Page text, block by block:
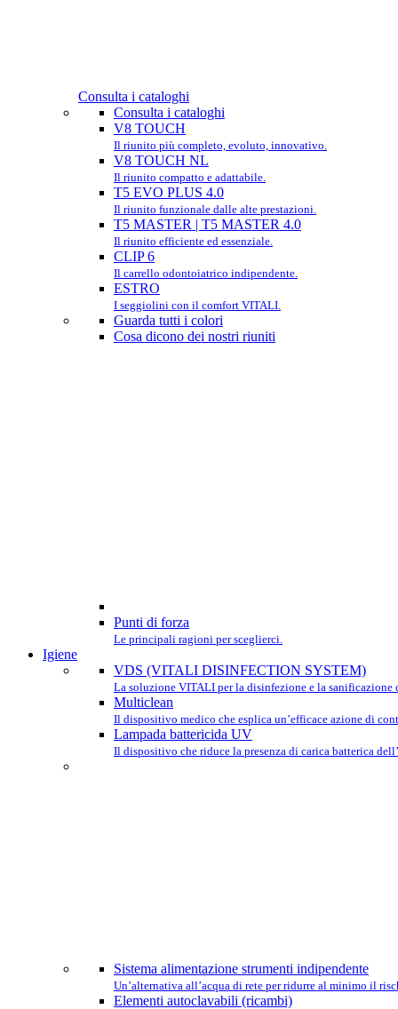
Consulta i cataloghi
Consulta i cataloghi
V8 TOUCH
Il riunito più completo, evoluto, innovativo.
V8 TOUCH NL
Il riunito compatto e adattabile.
T5 EVO PLUS 4.0
Il riunito funzionale dalle alte prestazioni.
T5 MASTER | T5 MASTER 4.0
Il riunito efficiente ed essenziale.
CLIP 6
Il carrello odontoiatrico indipendente.
ESTRO
I seggiolini con il comfort VITALI.
Guarda tutti i colori
Cosa dicono dei nostri riuniti
Punti di forza
Le principali ragioni per sceglierci.
Igiene
VDS (VITALI DISINFECTION SYSTEM)
La soluzione VITALI per la disinfezione e la sanificazione
Multiclean
Il dispositivo medico che esplica un’efficace azione di
Lampada battericida UV
Il dispositivo che riduce la presenza di carica batterica
Sistema alimentazione strumenti indipendente
Un’alternativa all’acqua di rete per ridurre al minimo il
Elementi autoclavabili (ricambi)